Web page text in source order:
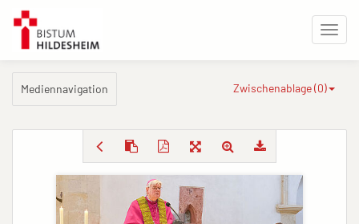
Mediennavigation Zwischenablage (0)